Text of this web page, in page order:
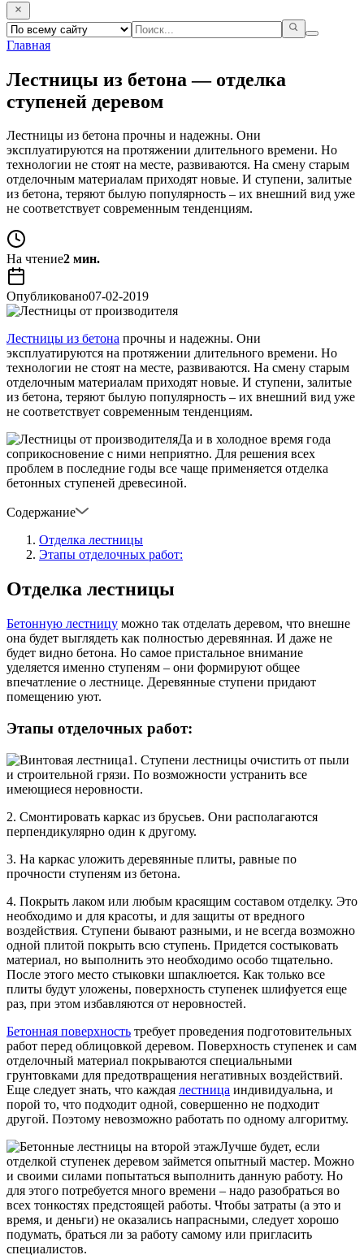
Главная
Лестницы из бетона — отделка
ступеней деревом
Лестницы из бетона прочны и надежны. Они
эксплуатируются на протяжении длительного времени. Но
технологии не стоят на месте, развиваются. На смену старым
отделочным материалам приходят новые. И ступени, залитые
из бетона, теряют былую популярность – их внешний вид уже
не соответствует современным тенденциям.
На чтение2 мин.
Опубликовано07-02-2019
Лестницы из бетона прочны и надежны. Они
эксплуатируются на протяжении длительного времени. Но
технологии не стоят на месте, развиваются. На смену старым
отделочным материалам приходят новые. И ступени, залитые
из бетона, теряют былую популярность – их внешний вид уже
не соответствует современным тенденциям.
Да и в холодное время года
соприкосновение с ними неприятно. Для решения всех
проблем в последние годы все чаще применяется отделка
бетонных ступеней древесиной.
Содержание
Отделка лестницы
Этапы отделочных работ:
Отделка лестницы
Бетонную лестницу можно так отделать деревом, что внешне
она будет выглядеть как полностью деревянная. И даже не
будет видно бетона. Но самое пристальное внимание
уделяется именно ступеням – они формируют общее
впечатление о лестнице. Деревянные ступени придают
помещению уют.
Этапы отделочных работ:
1. Ступени лестницы очистить от пыли
и строительной грязи. По возможности устранить все
имеющиеся неровности.
2. Смонтировать каркас из брусьев. Они располагаются
перпендикулярно один к другому.
3. На каркас уложить деревянные плиты, равные по
прочности ступеням из бетона.
4. Покрыть лаком или любым красящим составом отделку. Это
необходимо и для красоты, и для защиты от вредного
воздействия. Ступени бывают разными, и не всегда возможно
одной плитой покрыть всю ступень. Придется состыковать
материал, но выполнить это необходимо особо тщательно.
После этого место стыковки шпаклюется. Как только все
плиты будут уложены, поверхность ступенек шлифуется еще
раз, при этом избавляются от неровностей.
Бетонная поверхность требует проведения подготовительных
работ перед облицовкой деревом. Поверхность ступенек и сам
отделочный материал покрываются специальными
грунтовками для предотвращения негативных воздействий.
Еще следует знать, что каждая лестница индивидуальна, и
порой то, что подходит одной, совершенно не подходит
другой. Поэтому невозможно работать по одному алгоритму.
Лучше будет, если
отделкой ступенек деревом займется опытный мастер. Можно
и своими силами попытаться выполнить данную работу. Но
для этого потребуется много времени – надо разобраться во
всех тонкостях предстоящей работы. Чтобы затраты (а это и
время, и деньги) не оказались напрасными, следует хорошо
подумать, браться ли за работу самому или пригласить
специалистов.